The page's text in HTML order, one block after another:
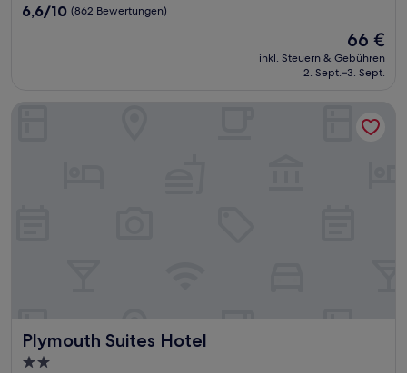
6.6
6,6/10 (862 Bewertungen)
Der
Preis
beträgt
66 €
inkl. Steuern & Gebühren
2. Sept.–3. Sept.
Plymouth Suites Hotel
Plymouth Suites Hotel
2.0-